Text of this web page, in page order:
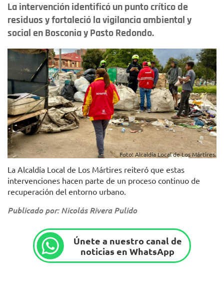
La intervención identificó un punto crítico de
residuos y fortaleció la vigilancia ambiental y
social en Bosconia y Pasto Redondo.
Foto: Alcaldía Local de Los Mártires.
La Alcaldía Local de Los Mártires reiteró que estas
intervenciones hacen parte de un proceso continuo de
recuperación del entorno urbano.
Publicado por: Nicolás Rivera Pulido
Únete a nuestro canal de
noticias en WhatsApp